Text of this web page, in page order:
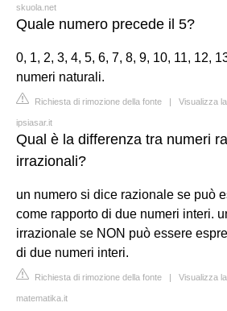
skuola.net
Quale numero precede il 5?
0, 1, 2, 3, 4, 5, 6, 7, 8, 9, 10, 11, 12,
numeri naturali.
Richiesta di rimozione della fonte | Visualizza
ipsiasar.it
Qual è la differenza tra numeri
irrazionali?
un numero si dice razionale se può
come rapporto di due numeri interi.
irrazionale se NON può essere
di due numeri interi.
Richiesta di rimozione della fonte | Visualizza
matematika.it